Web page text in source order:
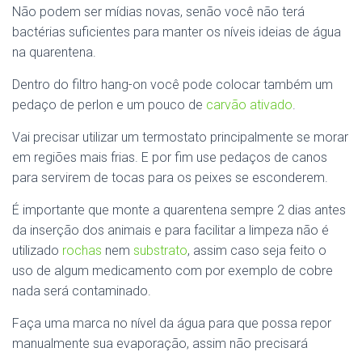
Não podem ser mídias novas, senão você não terá
bactérias suficientes para manter os níveis ideias de água
na quarentena.
Dentro do filtro hang-on você pode colocar também um
pedaço de perlon e um pouco de carvão ativado.
Vai precisar utilizar um termostato principalmente se morar
em regiões mais frias. E por fim use pedaços de canos
para servirem de tocas para os peixes se esconderem.
É importante que monte a quarentena sempre 2 dias antes
da inserção dos animais e para facilitar a limpeza não é
utilizado rochas nem substrato, assim caso seja feito o
uso de algum medicamento com por exemplo de cobre
nada será contaminado.
Faça uma marca no nível da água para que possa repor
manualmente sua evaporação, assim não precisará